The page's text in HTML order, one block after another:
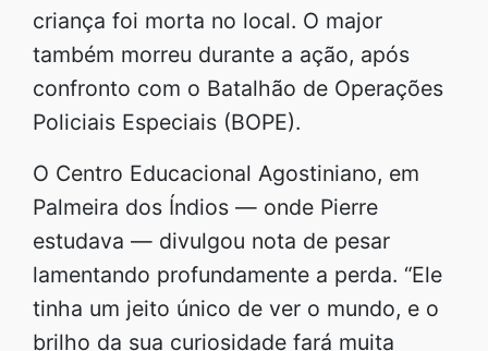
criança foi morta no local. O major
também morreu durante a ação, após
confronto com o Batalhão de Operações
Policiais Especiais (BOPE).
O Centro Educacional Agostiniano, em
Palmeira dos Índios — onde Pierre
estudava — divulgou nota de pesar
lamentando profundamente a perda. “Ele
tinha um jeito único de ver o mundo, e o
brilho da sua curiosidade fará muita